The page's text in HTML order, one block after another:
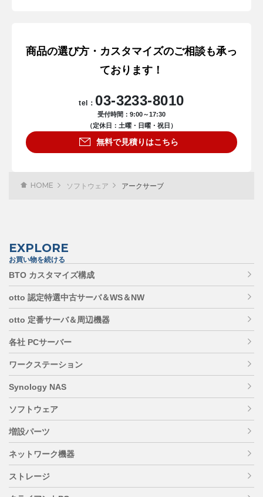
商品の選び方・カスタマイズのご相談も承っ
ております！
tel： 03-3233-8010
受付時間：9:00～17:30
（定休日：土曜・日曜・祝日）
無料で見積りはこちら
HOME ソフトウェア アークサーブ
EXPLORE
お買い物を続ける
BTO カスタマイズ構成
otto 認定特選中古サーバ＆WS＆NW
otto 定番サーバ＆周辺機器
各社 PCサーバー
ワークステーション
Synology NAS
ソフトウェア
増設パーツ
ネットワーク機器
ストレージ